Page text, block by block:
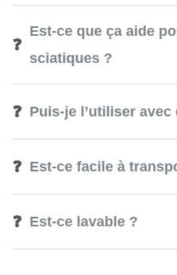
❓
Est-ce que ça aide
sciatiques ?
❓ Puis-je l’utiliser avec
❓ Est-ce facile à
❓ Est-ce lavable ?